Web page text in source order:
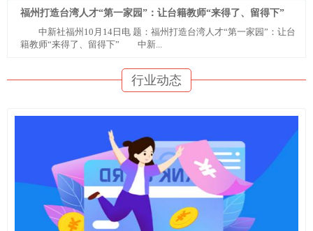
福州打造台湾人才“第一家园”：让台籍教师“来得了、留得下”
中新社福州10月14日电 题：福州打造台湾人才“第一家园”：让台
籍教师“来得了、留得下” 中新...
行业动态